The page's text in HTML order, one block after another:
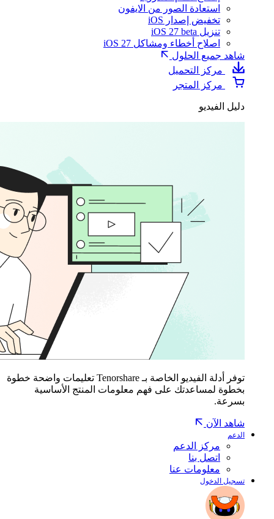
استعادة الصور من الايفون
تخفيض إصدار iOS
تنزيل iOS 27 beta
اصلاح أخطاء ومشاكل iOS 27
شاهد جميع الحلول
مركز التحميل
مركز المتجر
دليل الفيديو
توفر أدلة الفيديو الخاصة بـ Tenorshare تعليمات واضحة خطوة
بخطوة لمساعدتك على فهم معلومات المنتج الأساسية
بسرعة.
شاهد الآن
الدعم
مركز الدعم
اتصل بنا
معلومات عنا
تسجيل الدخول